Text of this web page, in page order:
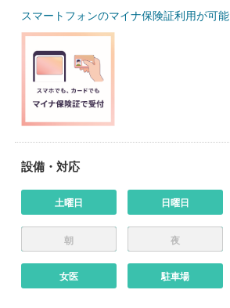
スマートフォンのマイナ保険証利用が可能
設備・対応
土曜日 日曜日
朝 夜
女医 駐車場